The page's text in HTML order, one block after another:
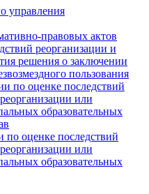
управления
правовых актов
реорганизации и
решения о заключении
пользования
по оценке последствий
или
образовательных
по оценке последствий
или
образовательных